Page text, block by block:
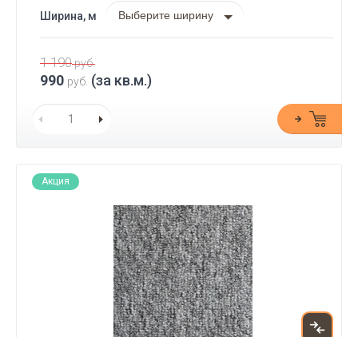
Ширина, м Выберите ширину
1 190руб.
990 руб. (за кв.м.)
Акция